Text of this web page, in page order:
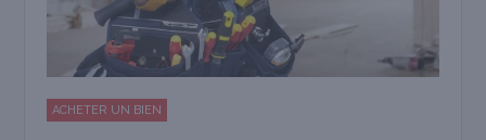
ACHETER UN BIEN